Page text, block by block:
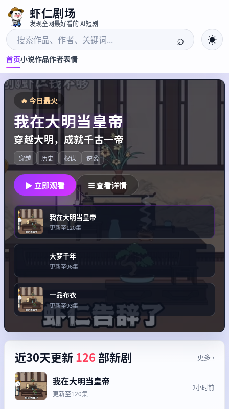
虾仁剧场
发现全网最好看的 AI短剧
首页小说作品作者表情
⌕ ☀
🔥 今日最火
我在大明当皇帝
穿越大明，成就千古一帝
穿越 历史 权谋 逆袭
▶ 立即观看 ☰ 查看详情
我在大明当皇帝
更新至120集
大梦千年
更新至96集
一品布衣
更新至93集
近30天更新126 部新剧 更多 ›
我在大明当皇帝
更新至120集
2小时前